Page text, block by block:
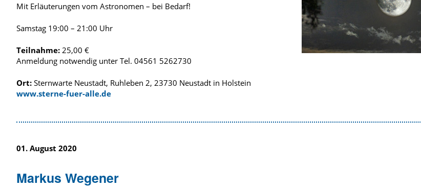
Mit Erläuterungen vom Astronomen – bei Bedarf!
Samstag 19:00 – 21:00 Uhr
Teilnahme: 25,00 €
Anmeldung notwendig unter Tel. 04561 5262730
Ort: Sternwarte Neustadt, Ruhleben 2, 23730 Neustadt in Holstein
www.sterne-fuer-alle.de
01. August 2020
Markus Wegener